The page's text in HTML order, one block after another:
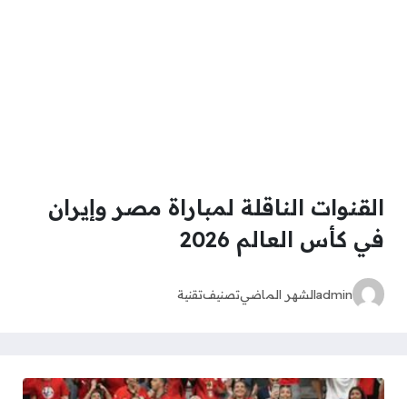
القنوات الناقلة لمباراة مصر وإيران
في كأس العالم 2026
adminالشهر الماضيتصنيفتقنية